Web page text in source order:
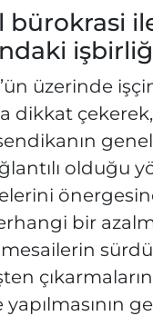
bürokrasi
üzerinde
dikkat
olduğu
bir